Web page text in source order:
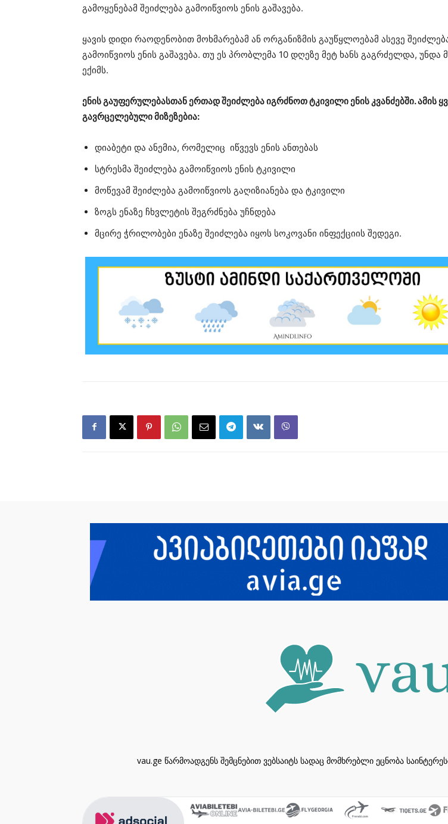
გამოყენებამ შეიძლება გამოიწვიოს ენის გაშავება.
ყავის დიდი რაოდენობით მოხმარებამ ან ორგანიზმის გაუწყლოებამ ასევე
გამოიწვიოს ენის გაშავება. თუ ეს პრობლემა 10 დღეზე მეტ ხანს გაგრძელდა, უნდა
ექიმს.
ენის გაუფერულებასთან ერთად შეიძლება იგრძნოთ ტკივილი ენის კვანძებში. ამის
გავრცელებული მიზეზებია:
დიაბეტი და ანემია, რომელიც იწვევს ენის ანთებას
სტრესმა შეიძლება გამოიწვიოს ენის ტკივილი
მოწევამ შეიძლება გამოიწვიოს გაღიზიანება და ტკივილი
ზოგს ენაზე ჩხვლეტის შეგრძნება უჩნდება
მცირე ჭრილობები ენაზე შეიძლება იყოს სოკოვანი ინფექციის შედეგი.
vau.ge წარმოადგენს შემცნებით ვებსაიტს სადაც მომხრებლი ეცნობა